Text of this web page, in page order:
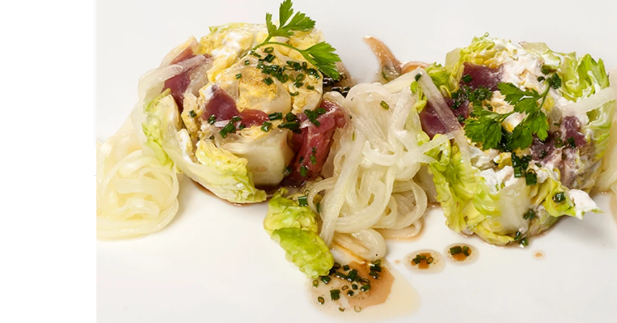
Nova
Madrid
Publicado: 28 de septiembre de 2015, 11:44
WhatsappFacebook
X
3 cogollos, 1 lomo de atún fresco de 200 g, 100 g de queso
para untar, 1/2 pepino, salsa de soja, miel, vinagre de Módena,